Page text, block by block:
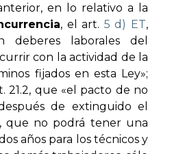
en lo relativo a la
, el art. 5 d) ET,
deberes laborales del
con la actividad de la
fijados en esta Ley»;
21.2, que «el pacto de no
de extinguido el
que no podrá tener una
años para los técnicos y